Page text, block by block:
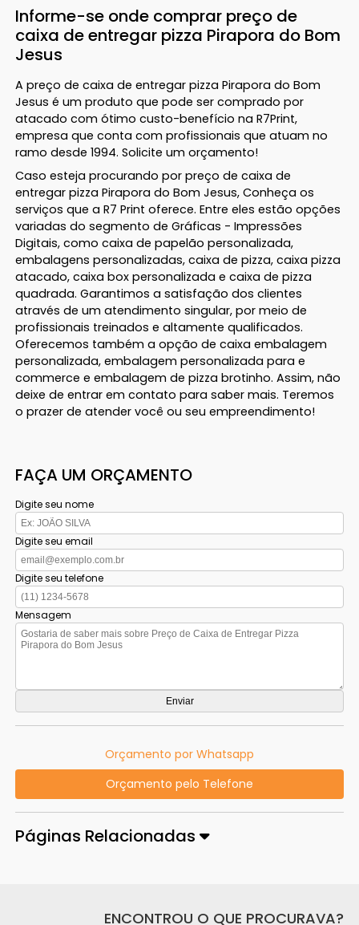
Informe-se onde comprar preço de
caixa de entregar pizza Pirapora do Bom
Jesus
A preço de caixa de entregar pizza Pirapora do Bom
Jesus é um produto que pode ser comprado por
atacado com ótimo custo-benefício na R7Print,
empresa que conta com profissionais que atuam no
ramo desde 1994. Solicite um orçamento!
Caso esteja procurando por preço de caixa de
entregar pizza Pirapora do Bom Jesus, Conheça os
serviços que a R7 Print oferece. Entre eles estão opções
variadas do segmento de Gráficas - Impressões
Digitais, como caixa de papelão personalizada,
embalagens personalizadas, caixa de pizza, caixa pizza
atacado, caixa box personalizada e caixa de pizza
quadrada. Garantimos a satisfação dos clientes
através de um atendimento singular, por meio de
profissionais treinados e altamente qualificados.
Oferecemos também a opção de caixa embalagem
personalizada, embalagem personalizada para e
commerce e embalagem de pizza brotinho. Assim, não
deixe de entrar em contato para saber mais. Teremos
o prazer de atender você ou seu empreendimento!
FAÇA UM ORÇAMENTO
Digite seu nome
Digite seu email
Digite seu telefone
Mensagem
Orçamento por Whatsapp
Orçamento pelo Telefone
Páginas Relacionadas
ENCONTROU O QUE PROCURAVA?